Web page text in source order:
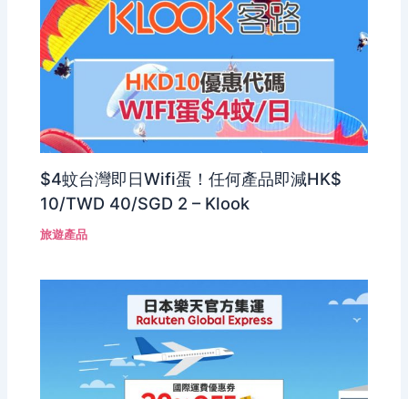
$4蚊台灣即日Wifi蛋！任何產品即減HK$
10/TWD 40/SGD 2 – Klook
旅遊產品